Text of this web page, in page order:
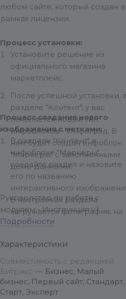
любом сайте, который создан в
рамках лицензии.
Процесс установки:
Установите решение из
официального магазина
маркетплейс.
После успешной установки,
разделе "Контент", у вас
появляется новый тип
инфоблоков - Инфоград. В
нем будет создан инфоблок
"Маркеры" с заполненными
демо-данными.
Процесс создания нового
изображения с метками:
В разделе "Контент" в
инфоблоке "Маркеры"
создайте раздел и назовите
его по названию
интерактивного
В настройках раздела
загружается фотография, на
которой будут размещаться
код для вставки на сайт. Вы
размещаете этот код в
месте вашего сайта, где
можно использовать HTML
элементы и после
Руководство по работе с
модулем - Инструкция v.1
Подробности
Характеристики
Совместимость с редакцией
Битрикс — Бизнес, Малый
бизнес, Первый сайт, Стандарт,
Старт, Эксперт